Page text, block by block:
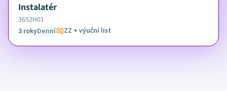
Instalatér
3652H01
3 rokyDenní ZZ + výuční list